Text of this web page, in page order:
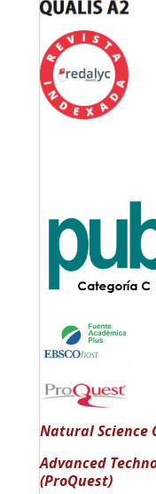
Natural Science
Advanced
(ProQuest)